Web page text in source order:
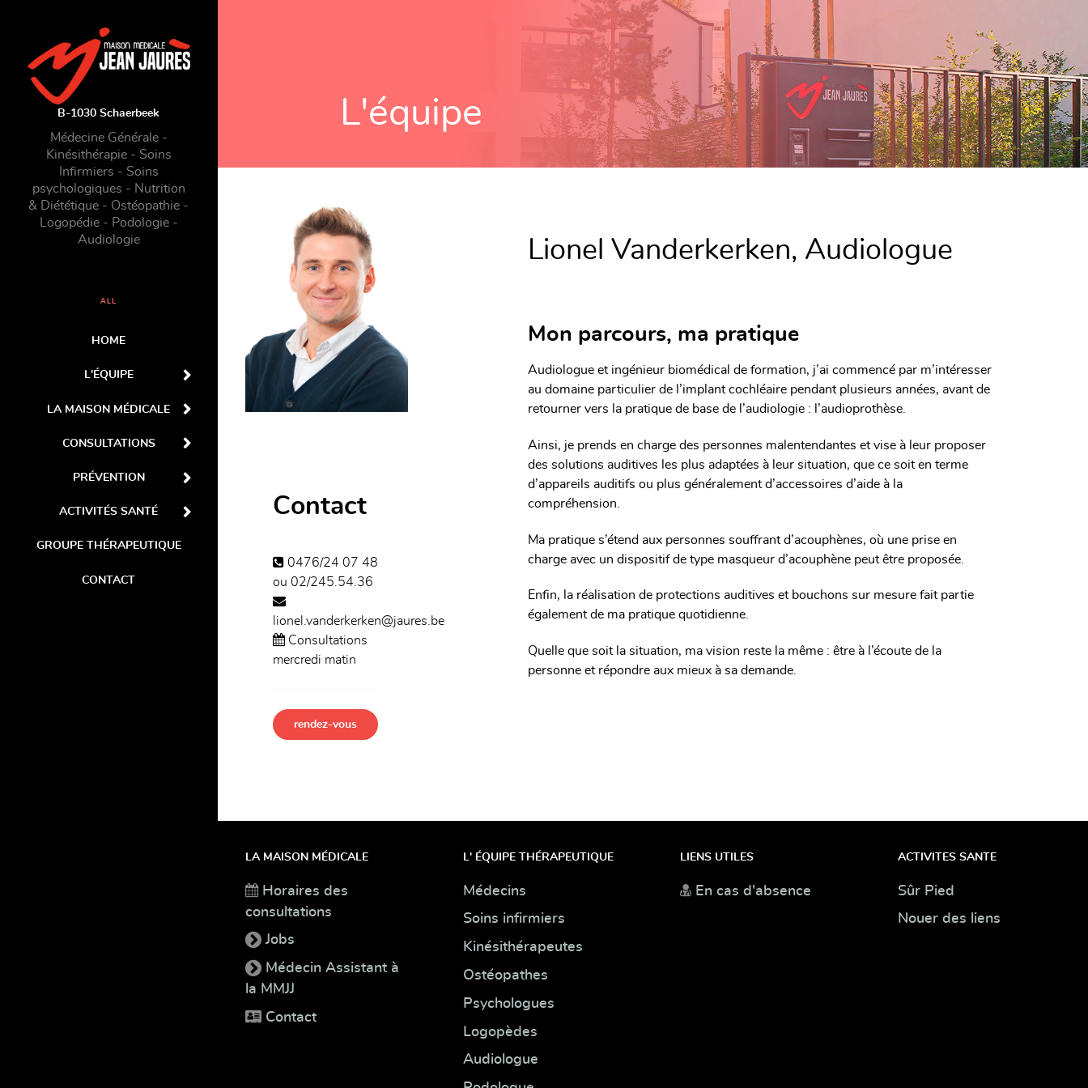
B-1030 Schaerbeek
Médecine Générale -
Kinésithérapie - Soins
Infirmiers - Soins
psychologiques - Nutrition
& Diététique - Ostéopathie -
Logopédie - Podologie -
Audiologie
ALL
HOME
L'ÉQUIPE
LA MAISON MÉDICALE
CONSULTATIONS
PRÉVENTION
ACTIVITÉS SANTÉ
GROUPE THÉRAPEUTIQUE
CONTACT
L'équipe
Contact
0476/24 07 48
ou 02/245.54.36
lionel.vanderkerken@jaures.be
Consultations
mercredi matin
rendez-vous
Lionel Vanderkerken, Audiologue
Mon parcours, ma pratique
Audiologue et ingénieur biomédical de formation, j’ai commencé par m’intéresser
au domaine particulier de l’implant cochléaire pendant plusieurs années, avant de
retourner vers la pratique de base de l’audiologie : l’audioprothèse.
Ainsi, je prends en charge des personnes malentendantes et vise à leur proposer
des solutions auditives les plus adaptées à leur situation, que ce soit en terme
d’appareils auditifs ou plus généralement d’accessoires d’aide à la
compréhension.
Ma pratique s’étend aux personnes souffrant d’acouphènes, où une prise en
charge avec un dispositif de type masqueur d’acouphène peut être proposée.
Enfin, la réalisation de protections auditives et bouchons sur mesure fait partie
également de ma pratique quotidienne.
Quelle que soit la situation, ma vision reste la même : être à l’écoute de la
personne et répondre aux mieux à sa demande.
LA MAISON MÉDICALE
Horaires des
consultations
Jobs
Médecin Assistant à
la MMJJ
Contact
L' ÉQUIPE THÉRAPEUTIQUE
Médecins
Soins infirmiers
Kinésithérapeutes
Ostéopathes
Psychologues
Logopèdes
Audiologue
LIENS UTILES
En cas d'absence
ACTIVITES SANTE
Sûr Pied
Nouer des liens